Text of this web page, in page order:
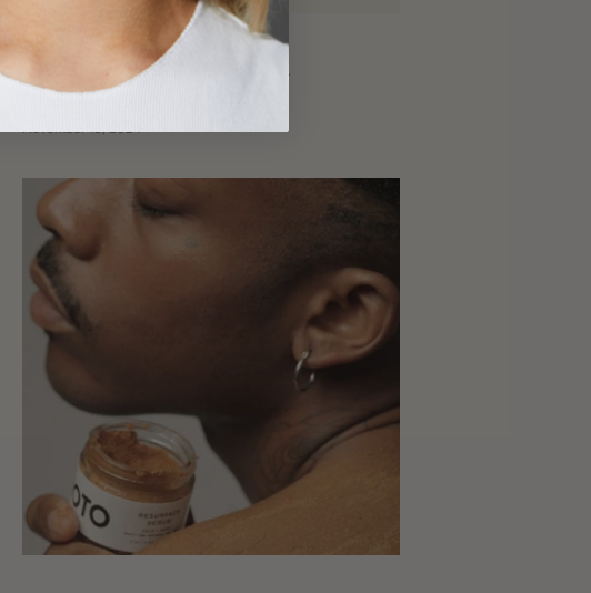
Guide cadeau pour la
québécoise moderne
November 19, 2024